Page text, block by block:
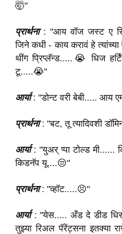
🤯"
प्रार्थना: "आय वॉज जस्ट ए
जिने कधी - काय करावं हे
थींग प्रिप्लॅन्ड.....😭 धिज
टू.....😭"
आर्या: "डोन्ट वरी बेबी..... आय
प्रार्थना: "बट, तू त्यादिवशी
आर्या: "युअर् प्पा टोल्ड मी......
किडनॅप यू....😒"
प्रार्थना: "व्हॉट.....😣"
आर्या: "येस..... अँड दे डीड धिस
तुझ्या रिअल पॅरेंट्सना इतक्या